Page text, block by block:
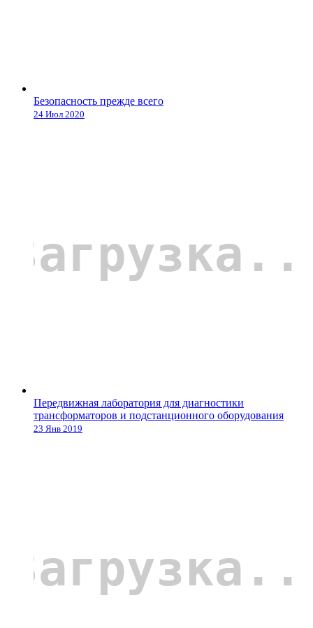
Безопасность прежде всего
24 Июл 2020
Передвижная лаборатория для диагностики
трансформаторов и подстанционного оборудования
23 Янв 2019